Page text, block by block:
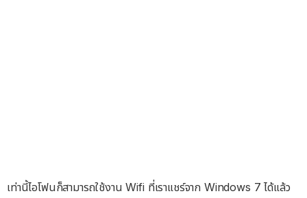
เท่านี้ไอโฟนก็สามารถใช้งาน Wifi ที่เราแชร์จาก Windows 7 ได้แล้ว